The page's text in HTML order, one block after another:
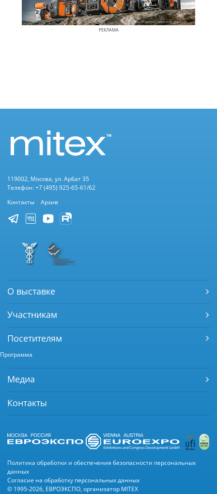
РЕКЛАМА
119002, Москва, ул. Арбат 35
Телефон: +7 (495) 925-65-61/62
Контакты
Архив
О выставке
Участникам
Посетителям
Программа
Медиа
Контакты
Политика обработки и обеспечения безопасности персональных
данных
Согласие на обработку персональных данных
© 1995-2026, ЕВРОЭКСПО, организатор MITEX